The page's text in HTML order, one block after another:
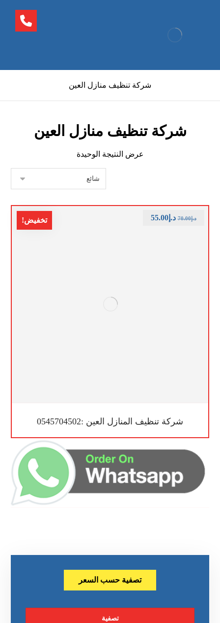
شركة تنظيف منازل العين
شركة تنظيف منازل العين
عرض النتيجة الوحيدة
تخفيض!
شركة تنظيف المنازل العين :0545704502
د.إ70.00 د.إ55.00
تصفية حسب السعر
تصفية